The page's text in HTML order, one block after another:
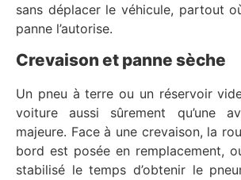
sans déplacer le véhicule, partout
panne l’autorise.
Crevaison et panne sèche
Un pneu à terre ou un réservoir
voiture aussi sûrement qu’une
majeure. Face à une crevaison, la
bord est posée en remplacement,
stabilisé le temps d’obtenir le